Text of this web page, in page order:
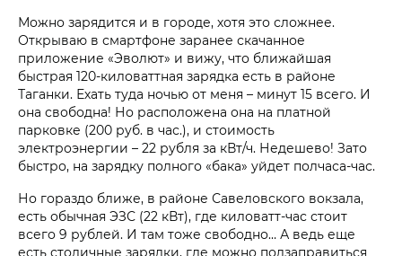
Можно зарядится и в городе, хотя это сложнее.
Открываю в смартфоне заранее скачанное
приложение «Эволют» и вижу, что ближайшая
быстрая 120-киловаттная зарядка есть в районе
Таганки. Ехать туда ночью от меня – минут 15 всего. И
она свободна! Но расположена она на платной
парковке (200 руб. в час.), и стоимость
электроэнергии – 22 рубля за кВт/ч. Недешево! Зато
быстро, на зарядку полного «бака» уйдет полчаса-час.
Но гораздо ближе, в районе Савеловского вокзала,
есть обычная ЭЗС (22 кВт), где киловатт-час стоит
всего 9 рублей. И там тоже свободно… А ведь еще
есть столичные зарядки, где можно подзаправиться